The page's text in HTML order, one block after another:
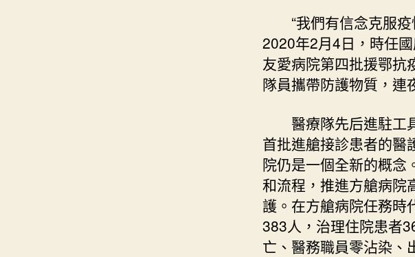
“我們有信念克服
2020年2月4日，時任
友愛病院第四批援鄂抗
隊員攜帶防護物質，連
醫療隊先后進駐工
首批進艙接診患者的醫
院仍是一個全新的概念
和流程，推進方艙病院
護。在方艙病院任務時
383人，治理住院患者
亡、醫務職員零沾染、